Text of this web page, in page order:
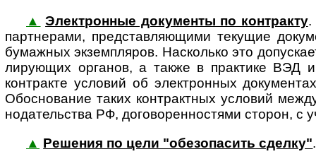
▲ Электронные документы по контракту.
партнерами, представ­ляющими текущие
бумажных экземпляров. Насколько это
ли­ру­ю­щих органов, а также в практике ВЭД
контракте условий об электронных
Обосно­вание таких контрактных условий
но­да­тель­ства РФ, договоренностями сторон, с
▲ Решения по цели "обезопасить сделку"